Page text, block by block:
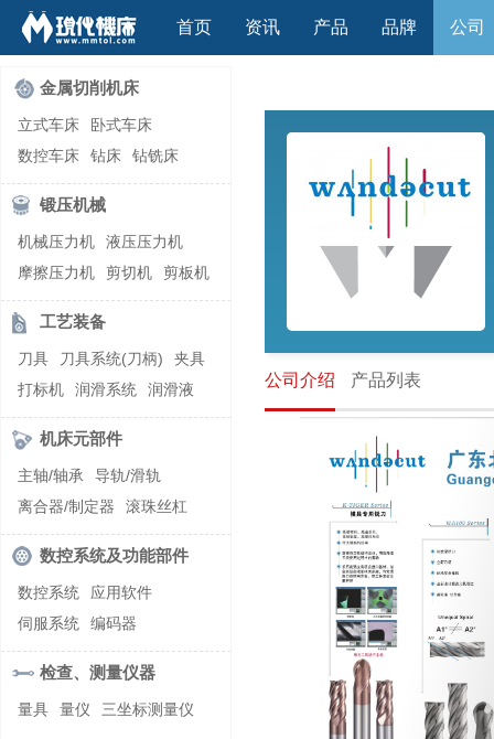
首页 资讯 产品 品牌 公司
金属切削机床
立式车床
卧式车床
数控车床
钻床
钻铣床
立式镗(铣)床
卧式镗(铣)床
龙门铣镗床
立式铣床
卧式铣床
雕刻机
平面磨床
外圆磨床
内圆磨床
龙门磨床
滚齿机\铣齿机
刨床
带锯床
车削加工中心
立式加工中心
卧式加工中心
龙门加工中心
激光快速成型
组合机床
螺纹加工机床
锻压机械
机械压力机
液压压力机
摩擦压力机
剪切机
剪板机
自动锻压机
折弯机
弯管机
快速成型机
工艺装备
刀具 刀具系统(刀柄)
夹具
打标机
润滑系统
润滑液
切削液
刃磨机
机床元部件
主轴/轴承
导轨/滑轨
离合器/制定器
滚珠丝杠
齿轮/减速器
数控系统及功能部件
数控系统
应用软件
伺服系统
编码器
检查、测量仪器
量具 量仪 三坐标测量仪
公司介绍 产品列表